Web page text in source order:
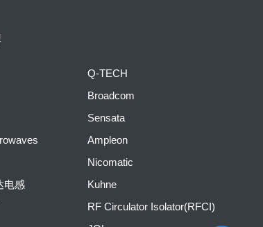
电感
Q-TECH
Broadcom
Sensata
Ampleon
Nicomatic
Kuhne
RF Circulator Isolator(RFCI)